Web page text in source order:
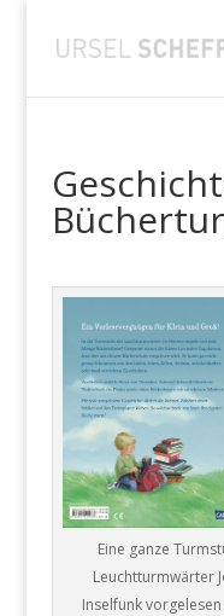
Eine ganze
Leuchtturmwärter
Inselfunk